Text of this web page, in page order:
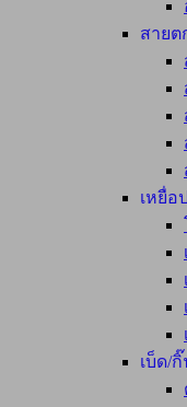
สายต
เหยื่อ
เบ็ด/